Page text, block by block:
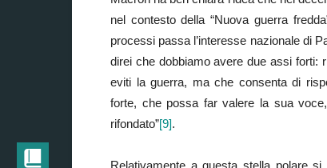
nel contesto della “Nuova guerra
processi passa l’interesse nazionale di
direi che dobbiamo avere due assi forti:
eviti la guerra, ma che consenta di
forte, che possa far valere la sua
rifondato”[9].
Relativamente a questa stella polare